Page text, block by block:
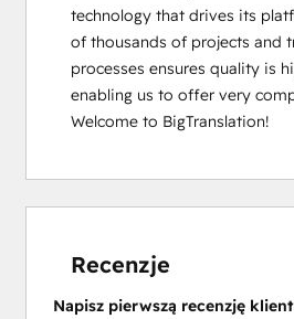
technology that drives its
of thousands of projects and
processes ensures quality is
enabling us to offer very
Welcome to BigTranslation!
Recenzje
Napisz pierwszą recenzję